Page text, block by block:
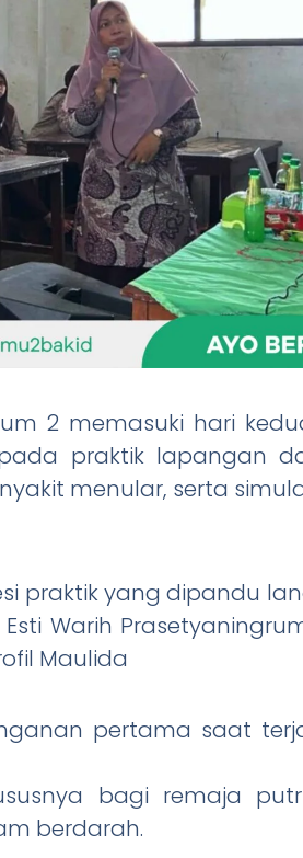
2 memasuki hari
praktik lapangan
menular, serta
praktik yang dipandu
Warih
Maulida
pertama saat
bagi remaja
berdarah.